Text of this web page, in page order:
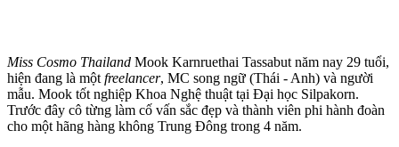
Miss Cosmo Thailand Mook Karnruethai Tassabut năm nay 29 tuổi,
hiện đang là một freelancer, MC song ngữ (Thái - Anh) và người
mẫu. Mook tốt nghiệp Khoa Nghệ thuật tại Đại học Silpakorn.
Trước đây cô từng làm cố vấn sắc đẹp và thành viên phi hành đoàn
cho một hãng hàng không Trung Đông trong 4 năm.